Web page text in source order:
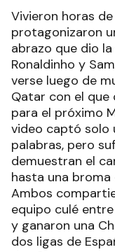
Vivieron horas
protagonizaron
abrazo que dio
Ronaldinho y
verse luego de
Qatar con el que
para el próximo
video captó solo
palabras, pero
demuestran el
hasta una
Ambos
equipo culé
y ganaron una
dos ligas de